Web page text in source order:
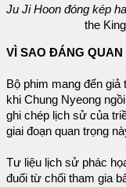
Ju Ji Hoon đóng kép
the
VÌ SAO ĐÁNG QUAN
Bộ phim mang đến
khi Chung Nyeong
ghi chép lịch sử của
giai đoạn quan trọng
Tư liệu lịch sử phác
đuối từ chối tham gia